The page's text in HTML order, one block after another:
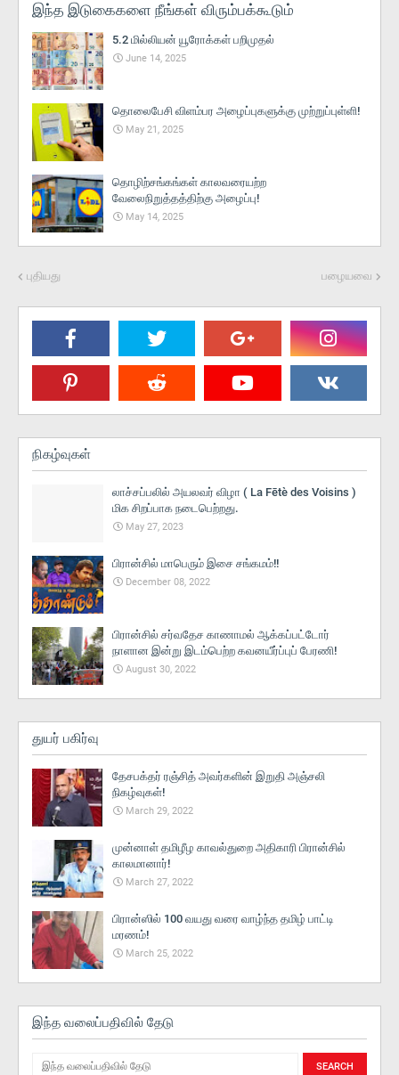
இந்த இடுகைகளை நீங்கள் விரும்பக்கூடும்
5.2 மில்லியன் யூரோக்கள் பறிமுதல்
June 14, 2025
தொலைபேசி விளம்பர அழைப்புகளுக்கு முற்றுப்புள்ளி!
May 21, 2025
தொழிற்சங்கங்கள் காலவரையற்ற
வேலைநிறுத்தத்திற்கு அழைப்பு!
May 14, 2025
புதியது பழையவை
நிகழ்வுகள்
லாச்சப்பலில் அயலவர் விழா ( La Fētè des Voisins )
மிக சிறப்பாக நடைபெற்றது.
May 27, 2023
பிரான்சில் மாபெரும் இசை சங்கமம்!!
December 08, 2022
பிரான்சில் சர்வதேச காணாமல் ஆக்கப்பட்டோர்
நாளான இன்று இடம்பெற்ற கவனயீர்ப்புப் பேரணி!
August 30, 2022
துயர் பகிர்வு
தேசபக்தர் ரஞ்சித் அவர்களின் இறுதி அஞ்சலி
நிகழ்வுகள்!
March 29, 2022
முன்னாள் தமிழீழ காவல்துறை அதிகாரி பிரான்சில்
காலமானார்!
March 27, 2022
பிரான்ஸில் 100 வயது வரை வாழ்ந்த தமிழ் பாட்டி
மரணம்!
March 25, 2022
இந்த வலைப்பதிவில் தேடு